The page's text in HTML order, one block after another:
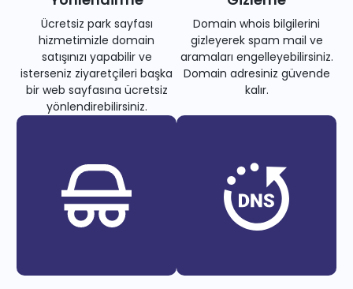
Ücretsiz park sayfası
hizmetimizle domain
satışınızı yapabilir ve
isterseniz ziyaretçileri başka
bir web sayfasına ücretsiz
yönlendirebilirsiniz.
Domain whois bilgilerini
gizleyerek spam mail ve
aramaları engelleyebilirsiniz.
Domain adresiniz güvende
kalır.